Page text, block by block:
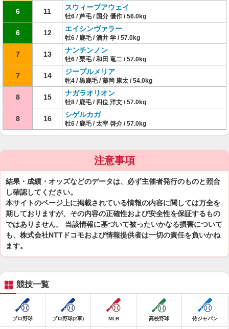
6 11 スウィープアウェイ
牡6 / 芦毛 / 国分 優作 / 56.0kg
6 12 エイシンヴァラー
牡6 / 鹿毛 / 酒井 学 / 57.0kg
7 13 ナンチンノン
牡6 / 栗毛 / 和田 竜二 / 57.0kg
7 14 ジープルメリア
牝4 / 黒鹿毛 / 藤岡 康太 / 54.0kg
8 15 ナガラオリオン
牡8 / 鹿毛 / 四位 洋文 / 57.0kg
8 16 シゲルカガ
牡6 / 鹿毛 / 太宰 啓介 / 57.0kg
注意事項
結果・成績・オッズなどのデータは、必ず主催者発行のものと照合
し確認してください。
本サイトのページ上に掲載されている情報の内容に関しては万全を
期しておりますが、その内容の正確性および安全性を保証するもの
ではありません。 当該情報に基づいて被ったいかなる損害について
も、株式会社NTTドコモおよび情報提供者は一切の責任を負いかね
ます。
競技一覧
プロ野球 プロ野球(2軍) MLB 高校野球 侍ジャパン